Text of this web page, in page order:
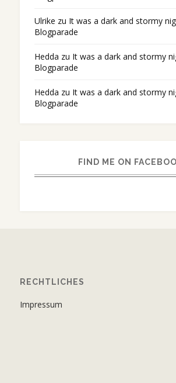
Ulrike zu It was a dark and stormy
Blogparade
Hedda zu It was a dark and stormy
Blogparade
Hedda zu It was a dark and stormy
Blogparade
FIND ME ON
RECHTLICHES
Impressum